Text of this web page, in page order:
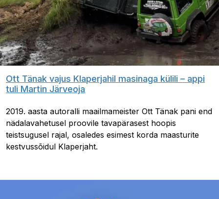
Ott Tänak vajus Klaperjahil masinaga külili – appi
tuli Martin Järveoja
2019. aasta autoralli maailmameister Ott Tänak pani end
nädalavahetusel proovile tavapärasest hoopis
teistsugusel rajal, osaledes esimest korda maasturite
kestvussõidul Klaperjaht.